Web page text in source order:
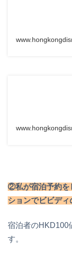
②私が宿泊予約を
ションでビビディ
宿泊者のHKD100
す。